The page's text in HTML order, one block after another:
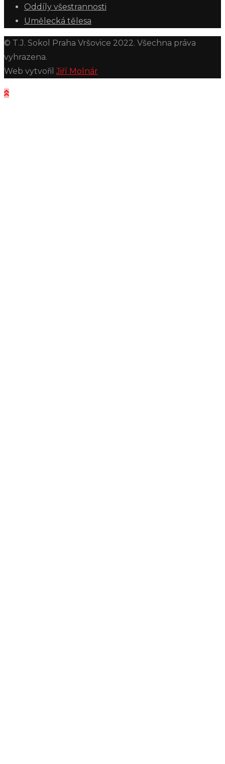
Oddíly všestrannosti
Umělecká tělesa
© T.J. Sokol Praha Vršovice 2022. Všechna práva
vyhrazena.
Web vytvořilJiří Molnár